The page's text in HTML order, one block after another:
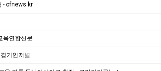
- cfnews.kr
육연합신문
기인저널